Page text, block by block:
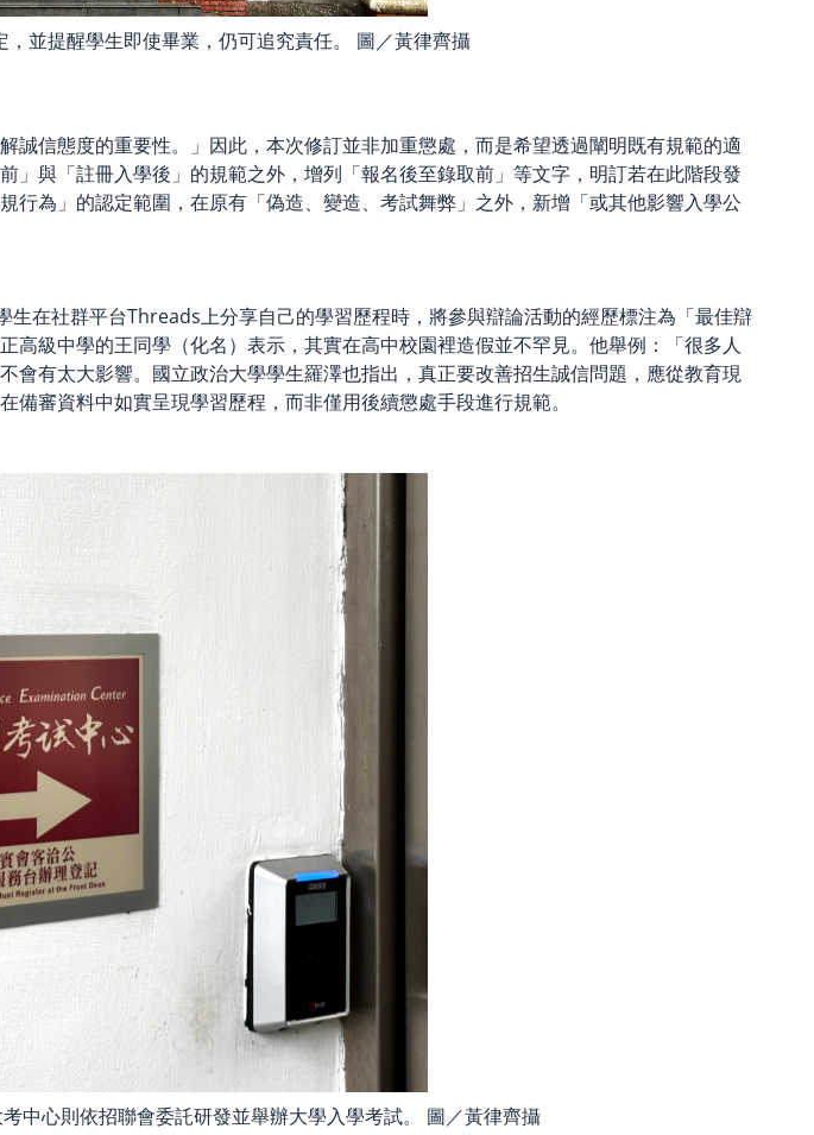
並提醒學生即使畢業，仍可追究責任。 圖／黃律齊攝
信態度的重要性。」因此，本次修訂並非加重懲處，而是希望透過闡明既有規範的適
與「註冊入學後」的規範之外，增列「報名後至錄取前」等文字，明訂若在此階段發
為」的認定範圍，在原有「偽造、變造、考試舞弊」之外，新增「或其他影響入學公
在社群平台Threads上分享自己的學習歷程時，將參與辯論活動的經歷標注為「最佳辯
級中學的王同學（化名）表示，其實在高中校園裡造假並不罕見。他舉例：「很多人
有太大影響。國立政治大學學生羅澤也指出，真正要改善招生誠信問題，應從教育現
審資料中如實呈現學習歷程，而非僅用後續懲處手段進行規範。
中心則依招聯會委託研發並舉辦大學入學考試。 圖／黃律齊攝